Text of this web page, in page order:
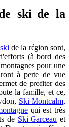
ski de la
de la région sont,
(à bord des
pour une
à perte de vue
de profiter des
la famille, et ce,
Ski Montcalm,
qui est très
de Ski Garceau et